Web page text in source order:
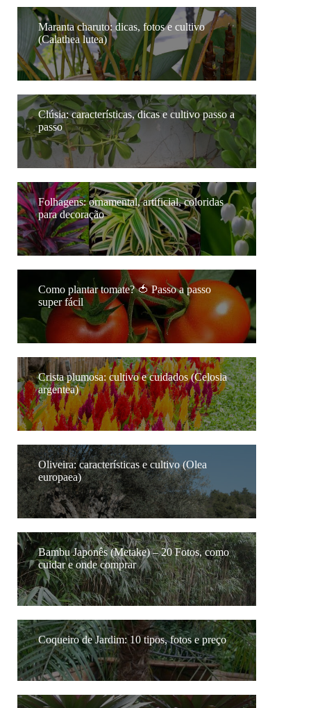
Maranta charuto: dicas, fotos e cultivo
(Calathea lutea)
Clúsia: características, dicas e cultivo passo a
passo
Folhagens: ornamental, artificial, coloridas
para decoração
Como plantar tomate? 🍅 Passo a passo
super fácil
Crista plumosa: cultivo e cuidados (Celosia
argentea)
Oliveira: características e cultivo (Olea
europaea)
Bambu Japonês (Metake) – 20 Fotos, como
cuidar e onde comprar
Coqueiro de Jardim: 10 tipos, fotos e preço